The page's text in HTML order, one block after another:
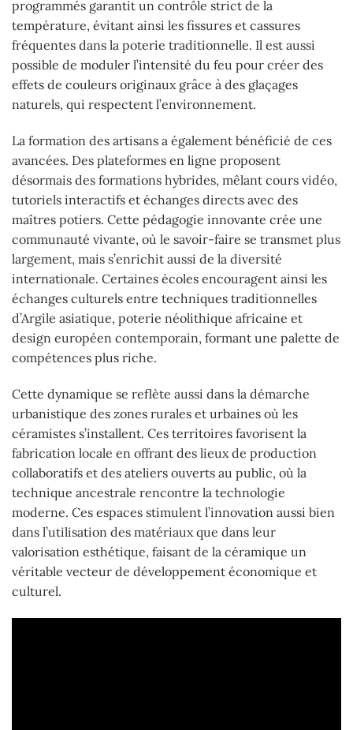
programmés garantit un contrôle strict de la
température, évitant ainsi les fissures et cassures
fréquentes dans la poterie traditionnelle. Il est aussi
possible de moduler l’intensité du feu pour créer des
effets de couleurs originaux grâce à des glaçages
naturels, qui respectent l’environnement.
La formation des artisans a également bénéficié de ces
avancées. Des plateformes en ligne proposent
désormais des formations hybrides, mêlant cours vidéo,
tutoriels interactifs et échanges directs avec des
maîtres potiers. Cette pédagogie innovante crée une
communauté vivante, où le savoir-faire se transmet plus
largement, mais s’enrichit aussi de la diversité
internationale. Certaines écoles encouragent ainsi les
échanges culturels entre techniques traditionnelles
d’Argile asiatique, poterie néolithique africaine et
design européen contemporain, formant une palette de
compétences plus riche.
Cette dynamique se reflète aussi dans la démarche
urbanistique des zones rurales et urbaines où les
céramistes s’installent. Ces territoires favorisent la
fabrication locale en offrant des lieux de production
collaboratifs et des ateliers ouverts au public, où la
technique ancestrale rencontre la technologie
moderne. Ces espaces stimulent l’innovation aussi bien
dans l’utilisation des matériaux que dans leur
valorisation esthétique, faisant de la céramique un
véritable vecteur de développement économique et
culturel.